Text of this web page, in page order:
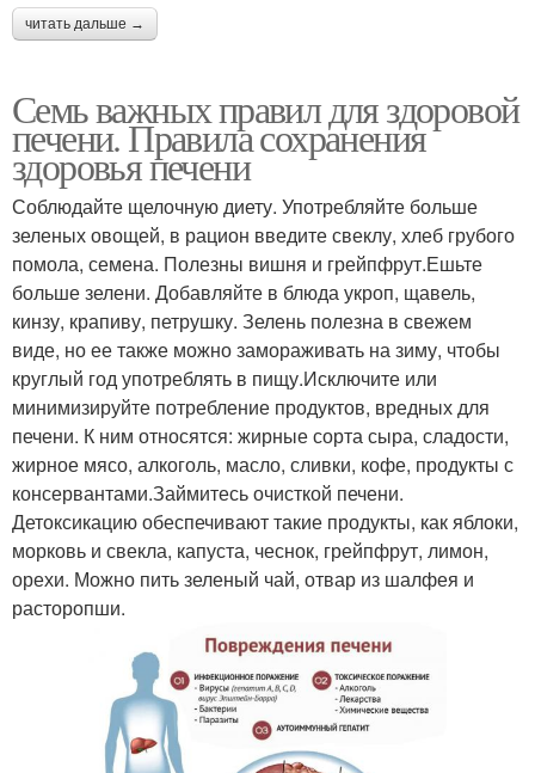
читать дальше →
Семь важных правил для здоровой
печени. Правила сохранения
здоровья печени
Соблюдайте щелочную диету. Употребляйте больше
зеленых овощей, в рацион введите свеклу, хлеб грубого
помола, семена. Полезны вишня и грейпфрут.Ешьте
больше зелени. Добавляйте в блюда укроп, щавель,
кинзу, крапиву, петрушку. Зелень полезна в свежем
виде, но ее также можно замораживать на зиму, чтобы
круглый год употреблять в пищу.Исключите или
минимизируйте потребление продуктов, вредных для
печени. К ним относятся: жирные сорта сыра, сладости,
жирное мясо, алкоголь, масло, сливки, кофе, продукты с
консервантами.Займитесь очисткой печени.
Детоксикацию обеспечивают такие продукты, как яблоки,
морковь и свекла, капуста, чеснок, грейпфрут, лимон,
орехи. Можно пить зеленый чай, отвар из шалфея и
расторопши.